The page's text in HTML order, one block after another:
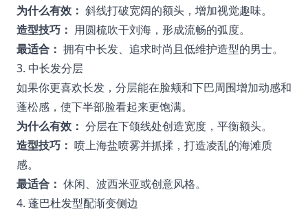
为什么有效： 斜线打破宽阔的额头，增加视觉趣味。
造型技巧： 用圆梳吹干刘海，形成流畅的弧度。
最适合： 拥有中长发、追求时尚且低维护造型的男士。
3. 中长发分层
如果你更喜欢长发，分层能在脸颊和下巴周围增加动感和
蓬松感，使下半部脸看起来更饱满。
为什么有效： 分层在下颌线处创造宽度，平衡额头。
造型技巧： 喷上海盐喷雾并抓揉，打造凌乱的海滩质
感。
最适合： 休闲、波西米亚或创意风格。
4. 蓬巴杜发型配渐变侧边